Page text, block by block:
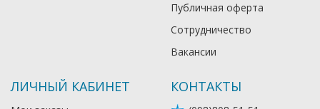
Публичная оферта
Сотрудничество
Вакансии
ЛИЧНЫЙ КАБИНЕТ КОНТАКТЫ